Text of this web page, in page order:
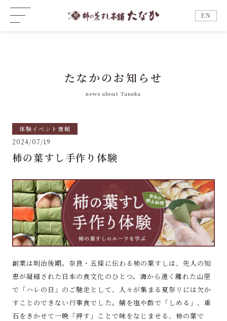
EN
たなかのお知らせ
news about Tanaka
体験イベント情報
2024/07/19
柿の葉すし手作り体験
創業は明治後期。奈良・五條に伝わる柿の葉すしは、先人の知
恵が凝縮された日本の食文化のひとつ。海から遠く離れた山里
で「ハレの日」のご馳走として、人々が集まる夏祭リには欠か
すことのできない行事食でした。鯖を塩や酢で「しめる」、重
石をきかせて一晩「押す」ことで味をなじませる、柿の葉で